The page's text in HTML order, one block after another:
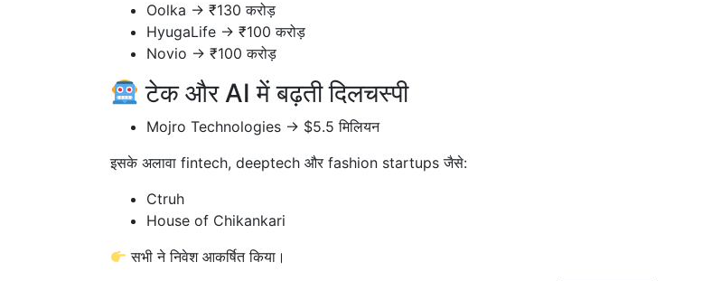
Oolka → ₹130 करोड़
HyugaLife → ₹100 करोड़
Novio → ₹100 करोड़
टेक और AI में बढ़ती दिलचस्पी
Mojro Technologies → $5.5 मिलियन
इसके अलावा fintech, deeptech और fashion startups जैसे:
Ctruh
House of Chikankari
सभी ने निवेश आकर्षित किया।